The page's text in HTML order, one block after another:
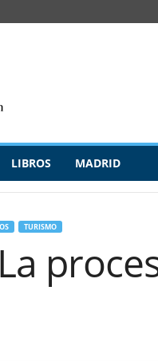
LIBROS MADRID
TURISMO